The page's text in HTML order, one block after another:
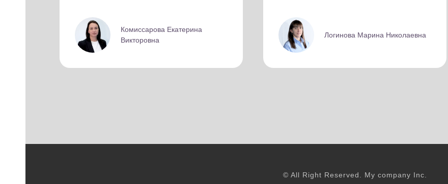
Комиссарова Екатерина
Викторовна
Логинова Марина Николаевна
© All Right Reserved. My company Inc.